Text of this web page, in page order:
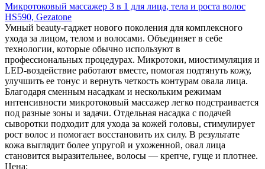
Микротоковый массажер 3 в 1 для лица, тела и роста волос
HS590, Gezatone
Умный beauty-гаджет нового поколения для комплексного
ухода за лицом, телом и волосами. Объединяет в себе
технологии, которые обычно используют в
профессиональных процедурах. Микротоки, миостимуляция и
LED-воздействие работают вместе, помогая подтянуть кожу,
улучшить ее тонус и вернуть четкость контурам овала лица.
Благодаря сменным насадкам и нескольким режимам
интенсивности микротоковый массажер легко подстраивается
под разные зоны и задачи. Отдельная насадка с подачей
сыворотки подходит для ухода за кожей головы, стимулирует
рост волос и помогает восстановить их силу. В результате
кожа выглядит более упругой и ухоженной, овал лица
становится выразительнее, волосы — крепче, гуще и плотнее.
Цена: